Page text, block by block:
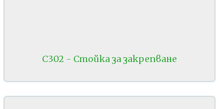
C302 - Стойка за закрепване